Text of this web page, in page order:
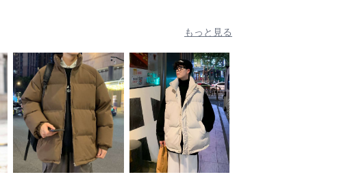
もっと見る